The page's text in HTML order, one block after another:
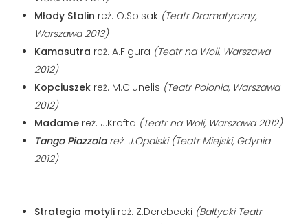
Młody Stalin reż. O.Spisak (Teatr Dramatyczny,
Warszawa 2013)
Kamasutra reż. A.Figura (Teatr na Woli, Warszawa
2012)
Kopciuszek reż. M.Ciunelis (Teatr Polonia, Warszawa
2012)
Madame reż. J.Krofta (Teatr na Woli, Warszawa 2012)
Tango Piazzolareż. J.Opalski (Teatr Miejski, Gdynia
2012)
Strategia motyli reż. Z.Derebecki (Bałtycki Teatr